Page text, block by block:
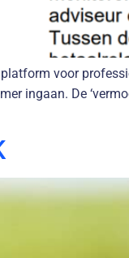
voor
ingaan. De